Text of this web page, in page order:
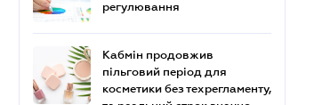
регулювання
Кабмін продовжив
пільговий період для
косметики без техрегламенту,